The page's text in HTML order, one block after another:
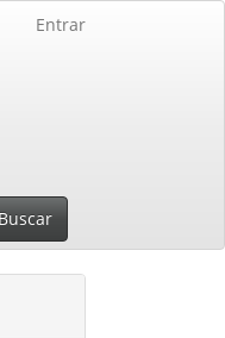
Entrar
Buscar